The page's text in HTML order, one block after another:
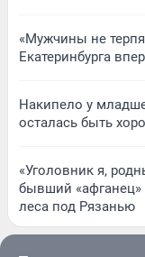
«Мужчины не
Екатеринбурга
Накипело у
осталась быть
«Уголовник я,
бывший «афганец»
леса под Рязанью